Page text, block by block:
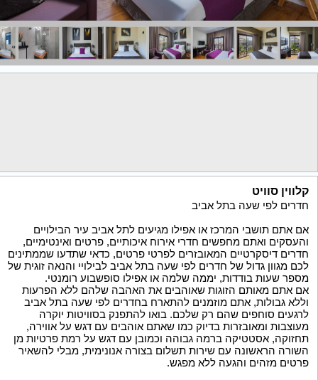
קלווין סוויט
חדרים לפי שעה בתל אביב
אם אתם תושבי המרכז או אפילו מגיעים לתל אביב עיר הבילויים
והעסקים ואתם מחפשים חדרי אירוח איכותיים, פרטים ואינטימיים,
חדרים דיסקרטיים המאובזרים לפרטי פרטים, כדאי שתדעו שממתינים
לכם מגוון גדול של חדרים לפי שעה בתל אביב לבילויי והנאה זוגית של
מספר שעות בודדות, יממה שלמה או אפילו סופשבוע רומנטי.
אם אתם מאותם הזוגות שאוהבים את האהבה שלהם ללא הפרעות
וללא גבולות, אתם מוזמנים להתארח בחדרים לפי שעה בתל אביב
לרגעים סוחפים שהם רק שלכם. בואו להתפנק בסוויטות יוקרה
מעוצבות ומאובזרות בדיוק כמו שאתם אוהבים עם דגש על אווירה,
תחזוקה, אסטטיקה ברמה גבוהה וכמובן עם דגש על רמת פרטיות מן
השורה הראשונה עם שירות תשלום בצורה אנונימית, מבלי להשאיר
פרטים מזהים והגעה ללא מפגש.